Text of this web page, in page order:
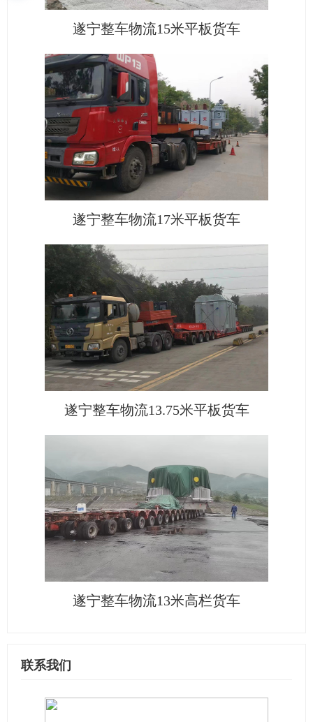
遂宁整车物流15米平板货车
遂宁整车物流17米平板货车
遂宁整车物流13.75米平板货车
遂宁整车物流13米高栏货车
联系我们